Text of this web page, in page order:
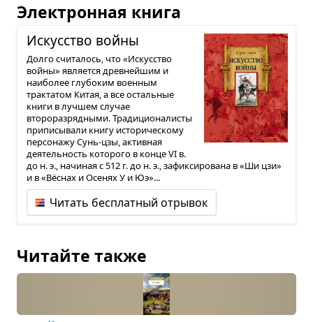
Электронная книга
Искус­ство войны
Долго считалось, что «Искусство
войны» является древнейшим и
наиболее глубоким военным
трактатом Китая, а все остальные
книги в лучшем случае
второразрядными. Традиционалисты
приписывали книгу историческому
персонажу Сунь-цзы, активная
деятельность которого в конце VI в.
до н. э., начиная с 512 г. до н. э., зафиксирована в «Ши цзи»
и в «Вёснах и Осенях У и Юэ»...
Читать бесплатный отрывок
Читайте также